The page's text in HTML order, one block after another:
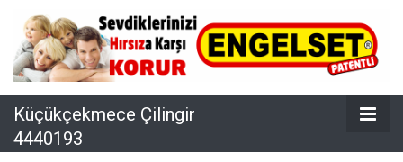
Küçükçekmece Çilingir
4440193